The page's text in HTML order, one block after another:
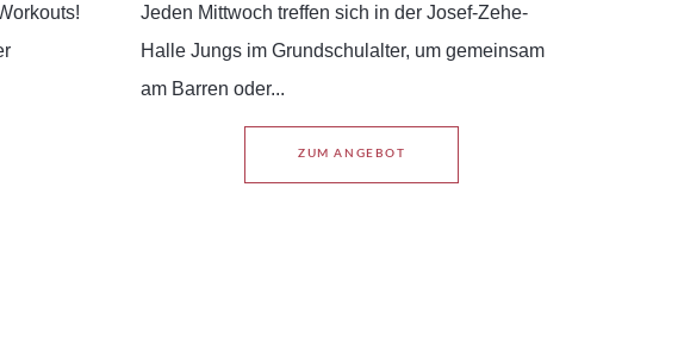
Jeden Mittwoch treffen sich in der Josef-Zehe-
Halle Jungs im Grundschulalter, um gemeinsam
am Barren oder...
ZUM ANGEBOT